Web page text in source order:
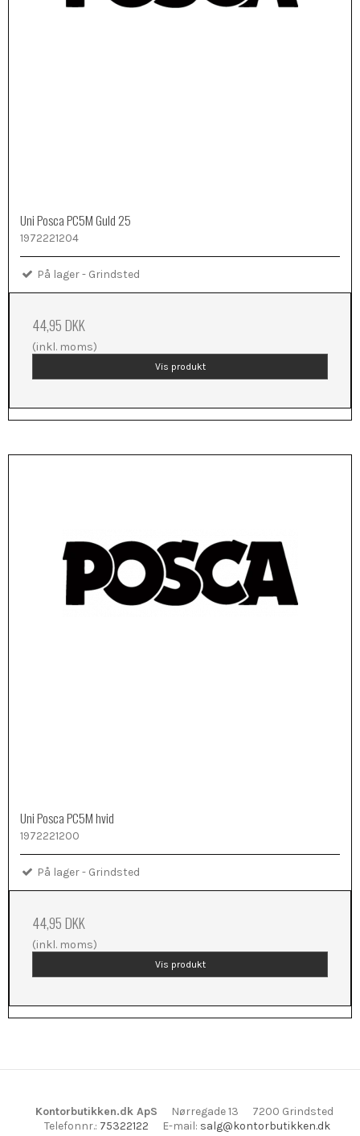
Uni Posca PC5M Guld 25
1972221204
På lager - Grindsted
44,95 DKK
(inkl. moms)
Vis produkt
Uni Posca PC5M hvid
1972221200
På lager - Grindsted
44,95 DKK
(inkl. moms)
Vis produkt
Kontorbutikken.dk ApS Nørregade 13
7200 Grindsted
Telefonnr.: 75322122 E-mail: salg@kontorbutikken.dk